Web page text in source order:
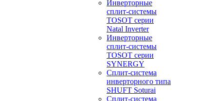
Инверторные
сплит-системы
TOSOT серии
Natal Inverter
Инверторные
сплит-системы
TOSOT серии
SYNERGY
Сплит-система
инверторного типа
SHUFT Soturai
Сплит-система